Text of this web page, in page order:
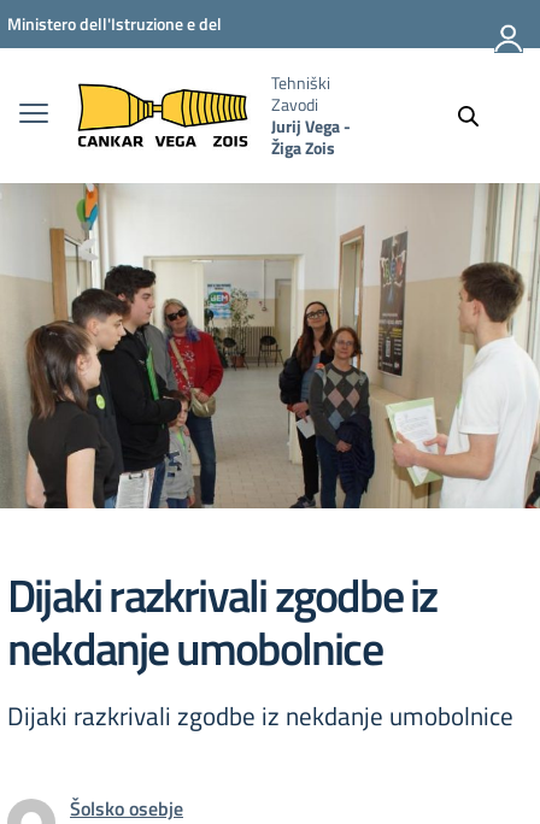
Vai ai contenuti
Vai al menu di navigazione
Vai al footer
Ministero dell'Istruzione e del
Tehniški
Zavodi
Jurij Vega -
Žiga Zois
Dijaki razkrivali zgodbe iz
nekdanje umobolnice
Dijaki razkrivali zgodbe iz nekdanje umobolnice
Šolsko osebje